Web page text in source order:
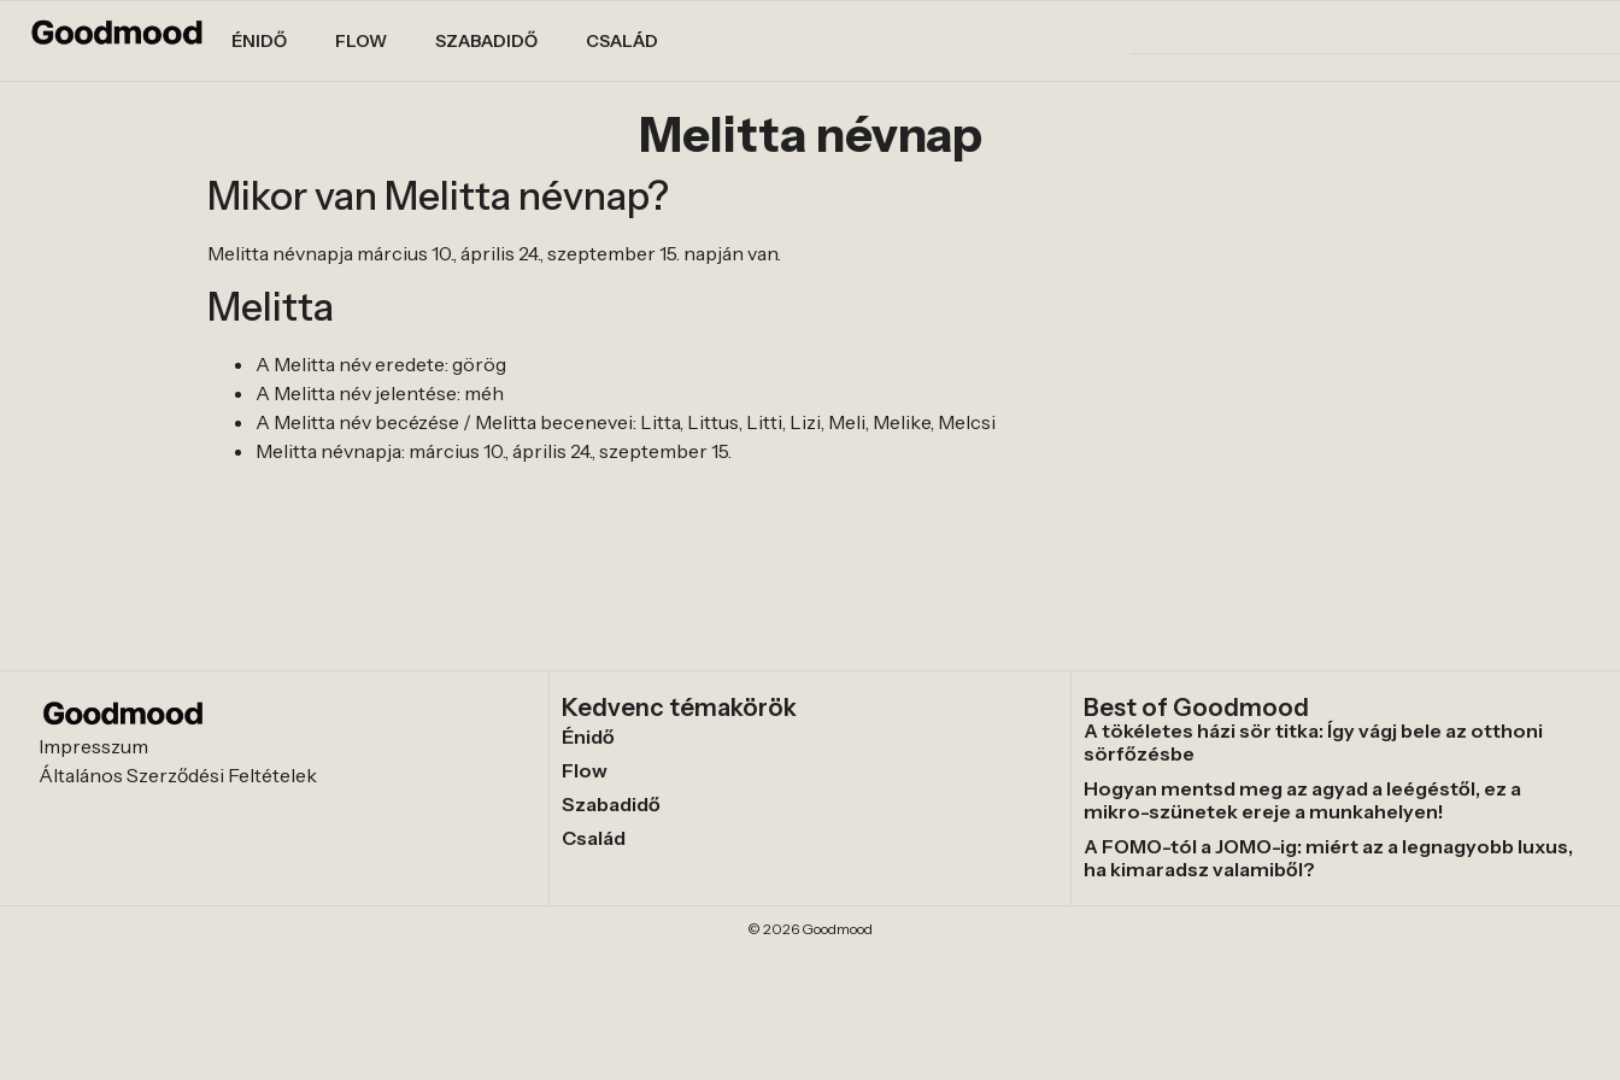
ÉNIDŐ FLOW SZABADIDŐ CSALÁD
Melitta névnap
Mikor van Melitta névnap?
Melitta névnapja március 10., április 24., szeptember 15. napján van.
Melitta
A Melitta név eredete: görög
A Melitta név jelentése: méh
A Melitta név becézése / Melitta becenevei: Litta, Littus, Litti, Lizi, Meli, Melike, Melcsi
Melitta névnapja: március 10., április 24., szeptember 15.
Impresszum
Általános Szerződési Feltételek
Kedvenc témakörök
Énidő
Flow
Szabadidő
Család
Best of Goodmood
A tökéletes házi sör titka: Így vágj bele az otthoni
sörfőzésbe
Hogyan mentsd meg az agyad a leégéstől, ez a
mikro-szünetek ereje a munkahelyen!
A FOMO-tól a JOMO-ig: miért az a legnagyobb luxus,
ha kimaradsz valamiből?
© 2026 Goodmood